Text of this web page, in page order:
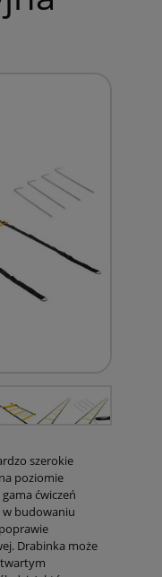
szerokie
poziomie
ćwiczeń
budowaniu
Drabinka może